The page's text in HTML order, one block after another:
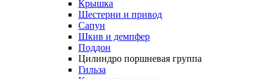
Крышка
Шестерни и привод
Сапун
Шкив и демпфер
Поддон
Цилиндро поршневая группа
Гильза